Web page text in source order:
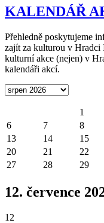
KALENDÁŘ
Přehledně poskytujeme
zajít za kulturou v Hradci
kulturní akce (nejen) v
kalendáři akcí.
1
6
7 8
13
14 15
20
21 22
27
28 29
12. července
12